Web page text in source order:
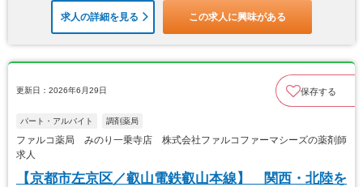
求人の詳細を見る この求人に興味がある
更新日：2026年6月29日 保存する
パート・アルバイト 調剤薬局
ファルコ薬局 みのり一乗寺店 株式会社ファルコファーマシーズの薬剤師
求人
【京都市左京区／叡山電鉄叡山本線】 関西・北陸を